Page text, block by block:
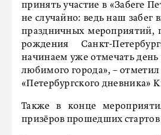
принять участие в «Забеге
не случайно: ведь наш забег
праздничных мероприятий,
рождения Санкт-
начинаем уже отмечать
любимого города», –
«Петербургского дневника»
Также в конце
призёров прошедших стартов